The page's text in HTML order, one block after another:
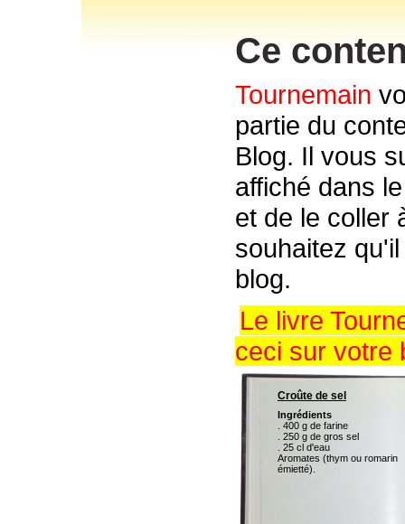
Ce
Tournemain
partie du
Blog. Il vous
affiché dans
et de le coller
souhaitez
blog.
Le livre
ceci sur votre